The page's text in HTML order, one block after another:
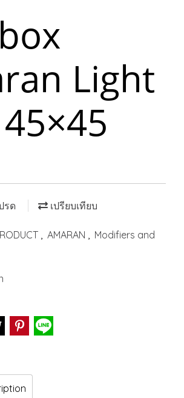
Light
รด เปรียบเทียบ
, AMARAN , Modifiers and